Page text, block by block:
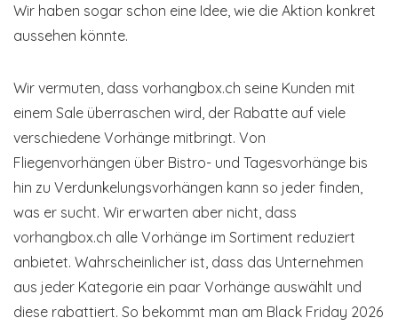
Wir haben sogar schon eine Idee, wie die Aktion konkret
aussehen könnte.
Wir vermuten, dass vorhangbox.ch seine Kunden mit
einem Sale überraschen wird, der Rabatte auf viele
verschiedene Vorhänge mitbringt. Von
Fliegenvorhängen über Bistro- und Tagesvorhänge bis
hin zu Verdunkelungsvorhängen kann so jeder finden,
was er sucht. Wir erwarten aber nicht, dass
vorhangbox.ch alle Vorhänge im Sortiment reduziert
anbietet. Wahrscheinlicher ist, dass das Unternehmen
aus jeder Kategorie ein paar Vorhänge auswählt und
diese rabattiert. So bekommt man am Black Friday 2026